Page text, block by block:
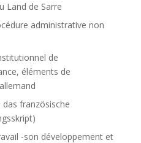
Land de Sarre
administrative non
de
éléments de
das französische
-son développement et